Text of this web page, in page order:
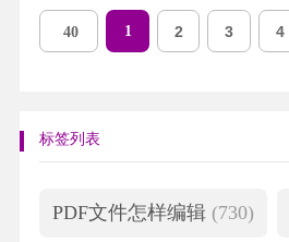
40 1 2 3 4
标签列表
PDF文件怎样编辑 (730)